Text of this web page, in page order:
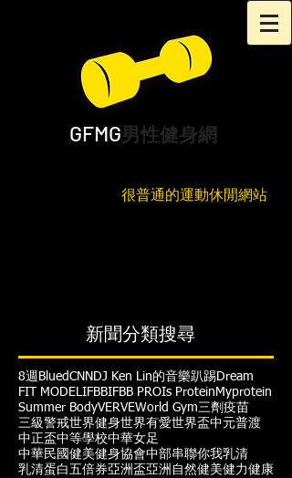
GFMG男性健身網
很普通的運動休閒網站
新聞分類搜尋
8週 BluedCNN DJ Ken Lin的音樂趴踢 Dream
FIT MODELIFBBIFBB PROIs Protein Myprotein
Summer BodyVERVEWorld Gym三劑疫苗
三級警戒世界健身世界有愛世界盃中元普渡
中正盃中等學校中華女足
中華民國健美健身協會中部串聯你我乳清
乳清蛋白五倍券亞洲盃亞洲自然健美健力健康